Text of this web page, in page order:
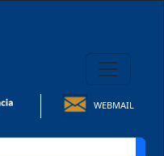
WEBMAIL